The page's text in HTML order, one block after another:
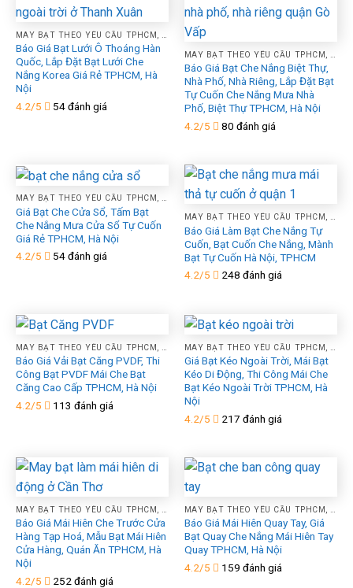
Báo Giá Bạt Lưới Ô Thoáng Hàn
Quốc, Lắp Đặt Bạt Lưới Che
Nắng Korea Giá Rẻ TPHCM, Hà
Nội
4.2/5
54 đánh giá
Báo Giá Bạt Che Nắng Biệt Thự,
Nhà Phố, Nhà Riêng, Lắp Đặt Bạt
Tự Cuốn Che Nắng Mưa Nhà
Phố, Biệt Thự TPHCM, Hà Nội
4.2/5
80 đánh giá
MAY BẠT THEO YÊU CẦU TPHCM, HÀ NỘI, XƯỞNG GIA CÔNG ÉP VẢI BẠT MÁI HIÊN MÁI XẾP THEO YÊU CẦU
Giá Bạt Che Cửa Sổ, Tấm Bạt
Che Nắng Mưa Cửa Sổ Tự Cuốn
Giá Rẻ TPHCM, Hà Nội
4.2/5
54 đánh giá
Báo Giá Làm Bạt Che Nắng Tự
Cuốn, Bạt Cuốn Che Nắng, Mành
Bạt Tự Cuốn Hà Nội, TPHCM
4.2/5
248 đánh giá
Báo Giá Vải Bạt Căng PVDF, Thi
Công Bạt PVDF Mái Che Bạt
Căng Cao Cấp TPHCM, Hà Nội
4.2/5
113 đánh giá
Giá Bạt Kéo Ngoài Trời, Mái Bạt
Kéo Di Động, Thi Công Mái Che
Bạt Kéo Ngoài Trời TPHCM, Hà
Nội
4.2/5
217 đánh giá
Báo Giá Mái Hiên Che Trước Cửa
Hàng Tạp Hoá, Mẫu Bạt Mái Hiên
Cửa Hàng, Quán Ăn TPHCM, Hà
Nội
4.2/5
252 đánh giá
Báo Giá Mái Hiên Quay Tay, Giá
Bạt Quay Che Nắng Mái Hiên Tay
Quay TPHCM, Hà Nội
4.2/5
159 đánh giá